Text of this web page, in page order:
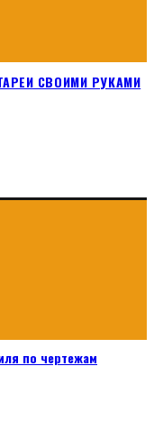
СВОИМИ РУКАМИ
по чертежам